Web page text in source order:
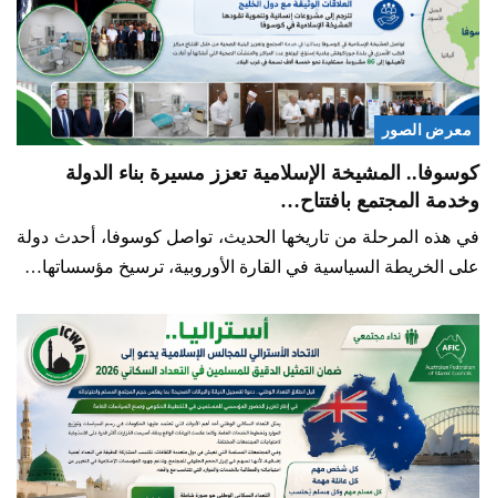
معرض الصور
كوسوفا.. المشيخة الإسلامية تعزز مسيرة بناء الدولة
وخدمة المجتمع بافتتاح…
في هذه المرحلة من تاريخها الحديث، تواصل كوسوفا، أحدث دولة
على الخريطة السياسية في القارة الأوروبية، ترسيخ مؤسساتها…